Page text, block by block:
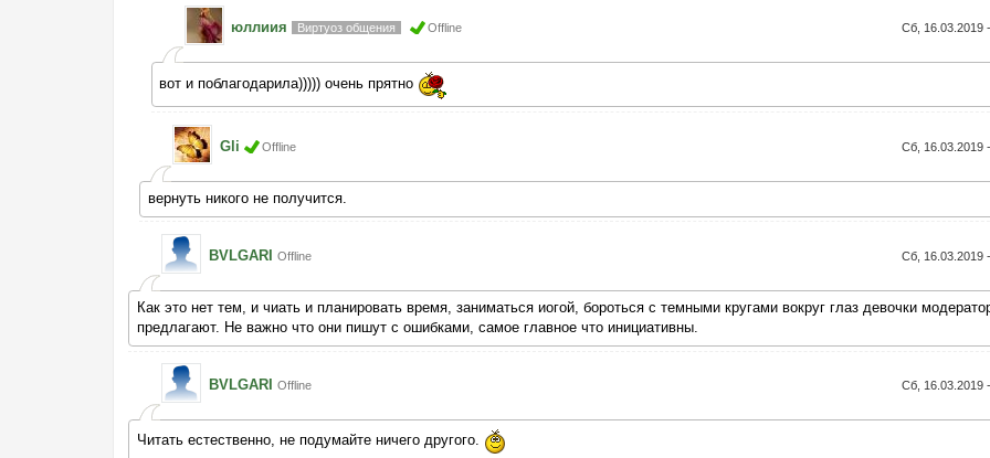
юллиия Виртуоз общения Offline Сб, 16.03.2019
вот и поблагодарила))))) очень прятно
Gli Offline Сб, 16.03.2019
вернуть никого не получится.
BVLGARI Offline Сб, 16.03.2019
Как это нет тем, и чиать и планировать время, заниматься иогой, бороться с темными кругами вокруг глаз девочки
предлагают. Не важно что они пишут с ошибками, самое главное что инициативны.
BVLGARI Offline Сб, 16.03.2019
Читать естественно, не подумайте ничего другого.